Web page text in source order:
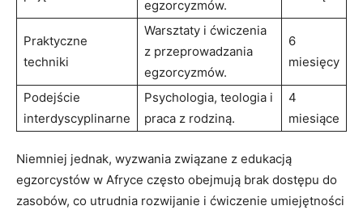
egzorcyzmów.
Praktyczne
techniki
Warsztaty i ćwiczenia
z przeprowadzania
egzorcyzmów.
6
miesięcy
Podejście⁢
interdyscyplinarne
Psychologia, teologia i
praca z rodziną.
4
miesiące
Niemniej jednak, wyzwania związane z edukacją
egzorcystów w Afryce często obejmują brak dostępu do
zasobów, co utrudnia rozwijanie i ćwiczenie umiejętności